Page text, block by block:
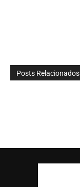
Posts Relacionados